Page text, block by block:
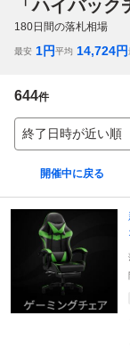
「ハイバック
180日間の落札相場
最安 1円平均 14,724円
644件
終了日時が近い順
開催中に戻る